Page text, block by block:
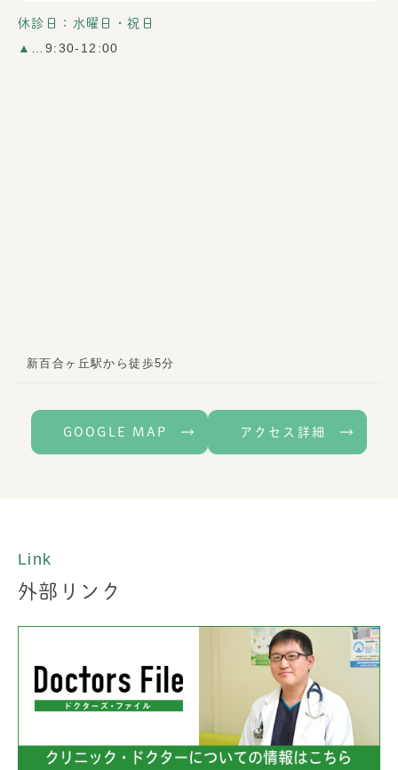
休診日：水曜日・祝日
▲ …9:30-12:00
新百合ヶ丘駅から徒歩5分
GOOGLE MAP アクセス詳細
Link
外部リンク